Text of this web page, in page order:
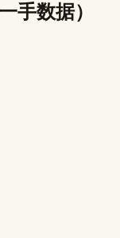
手数据）